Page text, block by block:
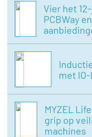
Vier het
PCBWay
met
MYZEL
grip op
machines